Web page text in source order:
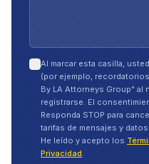
Al marcar esta casilla,
(por ejemplo,
By LA Attorneys Group" al
registrarse. El
Responda STOP para
tarifas de mensajes y
He leído y acepto los
Privacidad